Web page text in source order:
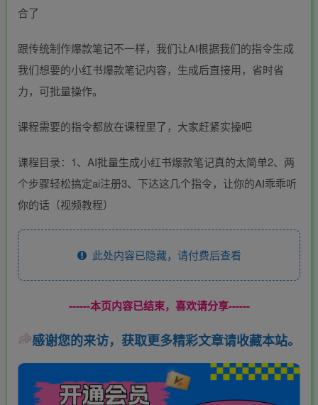
合了
跟传统制作爆款笔记不一样，我们让AI根据我们的指令生成
我们想要的小红书爆款笔记内容，生成后直接用，省时省
力，可批量操作。
课程需要的指令都放在课程里了，大家赶紧实操吧
课程目录：1、AI批量生成小红书爆款笔记真的太简单2、两
个步骤轻松搞定ai注册3、下达这几个指令，让你的AI乖乖听
你的话（视频教程）
此处内容已隐藏，请付费后查看
------本页内容已结束，喜欢请分享------
感谢您的来访，获取更多精彩文章请收藏本站。